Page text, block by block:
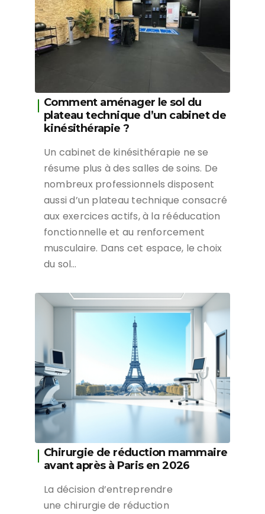
Comment aménager le sol du
plateau technique d’un cabinet de
kinésithérapie ?
Un cabinet de kinésithérapie ne se
résume plus à des salles de soins. De
nombreux professionnels disposent
aussi d’un plateau technique consacré
aux exercices actifs, à la rééducation
fonctionnelle et au renforcement
musculaire. Dans cet espace, le choix
du sol…
Chirurgie de réduction mammaire
avant après à Paris en 2026
La décision d’entreprendre
une chirurgie de réduction